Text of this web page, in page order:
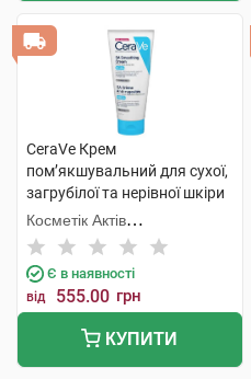
CeraVe Крем
пом’якшувальний для сухої,
загрубілої та нерівної шкіри
обличчя та тіла 177 мл 1
флакон
Косметік Актів
Інтернаціональ
Є в наявності
від 555.00 грн
КУПИТИ